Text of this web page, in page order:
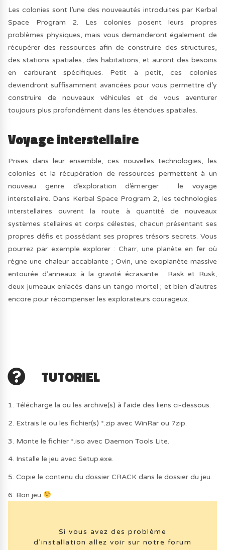
Les colonies sont l’une des nouveautés introduites par Kerbal
Space Program 2. Les colonies posent leurs propres
problèmes physiques, mais vous demanderont également de
récupérer des ressources afin de construire des structures,
des stations spatiales, des habitations, et auront des besoins
en carburant spécifiques. Petit à petit, ces colonies
deviendront suffisamment avancées pour vous permettre d’y
construire de nouveaux véhicules et de vous aventurer
toujours plus profondément dans les étendues spatiales.
Voyage interstellaire
Prises dans leur ensemble, ces nouvelles technologies, les
colonies et la récupération de ressources permettent à un
nouveau genre d’exploration d’émerger : le voyage
interstellaire. Dans Kerbal Space Program 2, les technologies
interstellaires ouvrent la route à quantité de nouveaux
systèmes stellaires et corps célestes, chacun présentant ses
propres défis et possédant ses propres trésors secrets. Vous
pourrez par exemple explorer : Charr, une planète en fer où
règne une chaleur accablante ; Ovin, une exoplanète massive
entourée d’anneaux à la gravité écrasante ; Rask et Rusk,
deux jumeaux enlacés dans un tango mortel ; et bien d’autres
encore pour récompenser les explorateurs courageux.
TUTORIEL
1. Télécharge la ou les archive(s) à l'aide des liens ci-dessous.
2. Extrais le ou les fichier(s) *.zip avec WinRar ou 7zip.
3. Monte le fichier *.iso avec Daemon Tools Lite.
4. Installe le jeu avec Setup.exe.
5. Copie le contenu du dossier CRACK dans le dossier du jeu.
6. Bon jeu
Si vous avez des problème
d’installation allez voir sur notre forum